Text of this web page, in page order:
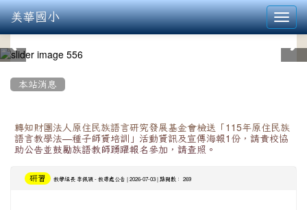
美華國小
本站消息
轉知財團法人原住民族語言研究發展基金會檢送「115年原住民族
語言教學法—種子師資培訓」活動資訊及宣傳海報1份，請貴校協
助公告並鼓勵族語教師踴躍報名參加，請查照。
研習 教學組長 李佩穎 - 教導處公告 | 2026-07-03 | 點閱數： 269